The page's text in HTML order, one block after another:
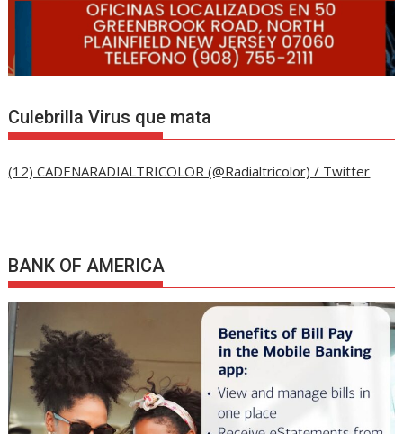
Culebrilla Virus que mata
(12) CADENARADIALTRICOLOR (@Radialtricolor) / Twitter
BANK OF AMERICA